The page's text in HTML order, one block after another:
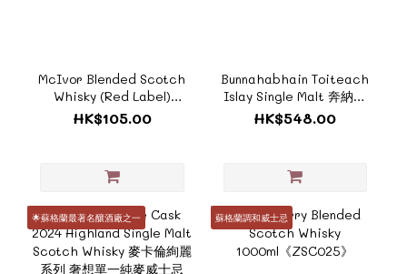
McIvor Blended Scotch
Whisky (Red Label)
1000ml《ZSC027》
HK$105.00
Bunnahabhain Toiteach
Islay Single Malt 奔納哈
本麥芽威士忌 (禮盒)700ml
《ZTSC243_BOX》
HK$548.00
🌟蘇格蘭最著名釀酒廠之一 蘇格蘭調和威士忌